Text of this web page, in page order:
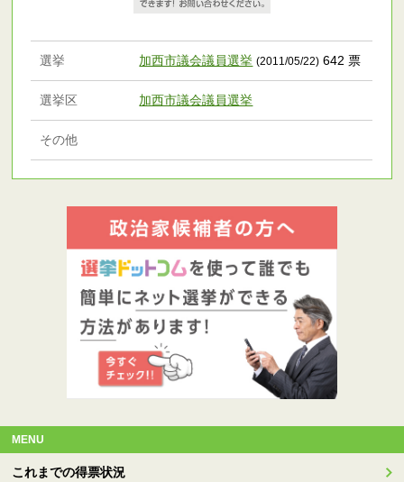
選挙 加西市議会議員選挙 (2011/05/22) 642 票
選挙区 加西市議会議員選挙
その他
MENU
これまでの得票状況